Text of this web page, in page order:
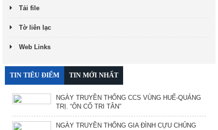
Tải file
Tờ liên lạc
Web Links
TIN TIÊU ĐIỂM TIN MỚI NHẤT
NGÀY TRUYỀN THỐNG CCS VÙNG HUẾ-QUẢNG
TRỊ. “ÔN CỐ TRI TÂN”
NGÀY TRUYỀN THỐNG GIA ĐÌNH CỰU CHỦNG